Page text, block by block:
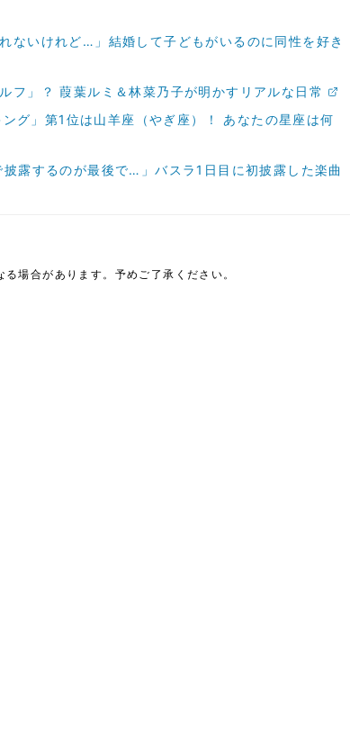
ないけれど…」結婚して子どもがいるのに同性を好き
フ」？ 葭葉ルミ＆林菜乃子が明かすリアルな日常
グ」第1位は山羊座（やぎ座）！ あなたの星座は何
露するのが最後で…」バスラ1日目に初披露した楽曲
場合があります。予めご了承ください。